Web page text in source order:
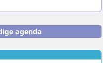
agenda